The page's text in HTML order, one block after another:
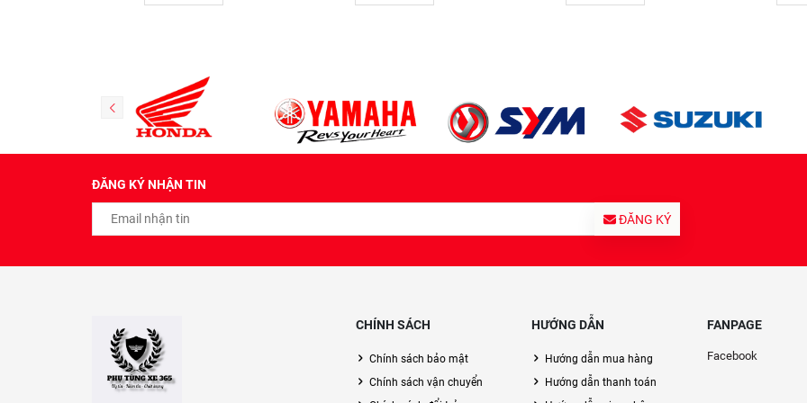
ĐĂNG KÝ NHẬN TIN
ĐĂNG KÝ
CHÍNH SÁCH
Chính sách bảo mật
Chính sách vận chuyển
HƯỚNG DẪN
Hướng dẫn mua hàng
Hướng dẫn thanh toán
FANPAGE
Facebook